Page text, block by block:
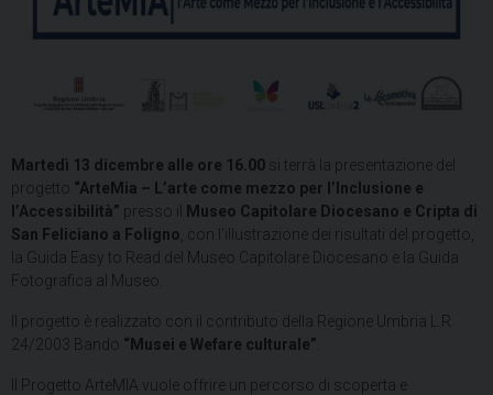
Martedì 13 dicembre alle ore 16.00 si terrà la presentazione del
progetto “ArteMia – L’arte come mezzo per l’Inclusione e
l’Accessibilità” presso il Museo Capitolare Diocesano e Cripta di
San Feliciano a Foligno , con l’illustrazione dei risultati del progetto,
la Guida Easy to Read del Museo Capitolare Diocesano e la Guida
Fotografica al Museo.
Il progetto è realizzato con il contributo della Regione Umbria L.R.
24/2003 Bando “Musei e Wefare culturale”
Il Progetto ArteMIA vuole offrire un percorso di scoperta e